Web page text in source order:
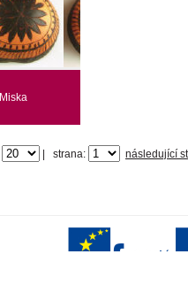
Miska
strana: následující